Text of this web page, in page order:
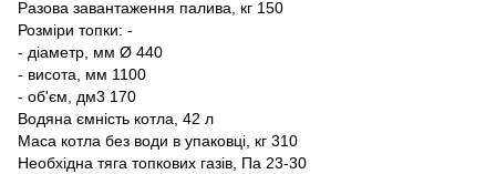
Разова завантаження палива, кг 150
Розміри топки: -
- діаметр, мм Ø 440
- висота, мм 1100
- об'єм, дм3 170
Водяна ємність котла, 42 л
Маса котла без води в упаковці, кг 310
Необхідна тяга топкових газів, Па 23-30